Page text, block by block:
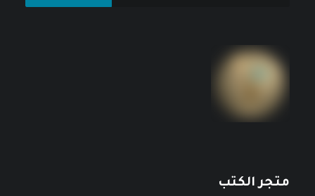
متجر الكتب